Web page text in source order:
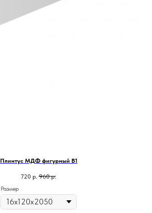
Плинтус МДФ фигурный В1
720 р. 960 р.
Размер